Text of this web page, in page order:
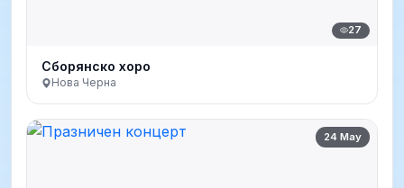
27
Сборянско хоро
Нова Черна
24 May